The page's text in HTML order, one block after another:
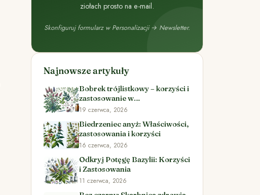
ziołach prosto na e-mail.
Skonfiguruj formularz w Personalizacji → Newsletter.
Najnowsze artykuły
Bobrek trójlistkowy – korzyści i
zastosowanie w
ziołolecznictwie
19 czerwca, 2026
Biedrzeniec anyż: Właściwości,
zastosowania i korzyści
16 czerwca, 2026
Odkryj Potęgę Bazylii: Korzyści
i Zastosowania
11 czerwca, 2026